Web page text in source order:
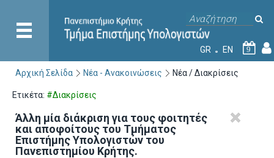
GR EN 9
Αρχική Σελίδα Νέα - Ανακοινώσεις Νέα / Διακρίσεις
Ετικέτα: #Διακρίσεις
Άλλη μία διάκριση για τους φοιτητές
και αποφοίτους του Τμήματος
Επιστήμης Υπολογιστών του
Πανεπιστημίου Κρήτης.